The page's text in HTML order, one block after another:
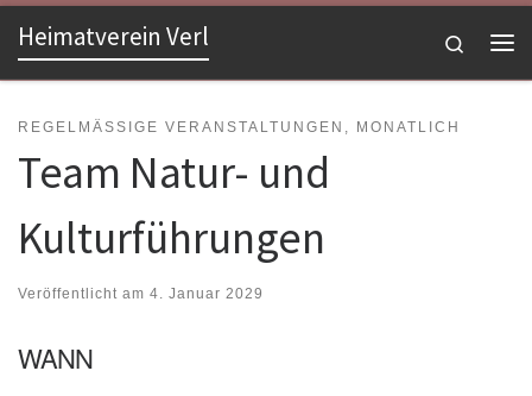
Zum Inhalt springen
Heimatverein Verl
Search
REGELMÄSSIGE VERANSTALTUNGEN, MONATLICH
Team Natur- und
Kulturführungen
Veröffentlicht am 4. Januar 2029
WANN